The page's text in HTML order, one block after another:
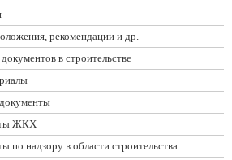
рекомендации и др.
в строительстве
ЖКХ
по надзору в области строительства